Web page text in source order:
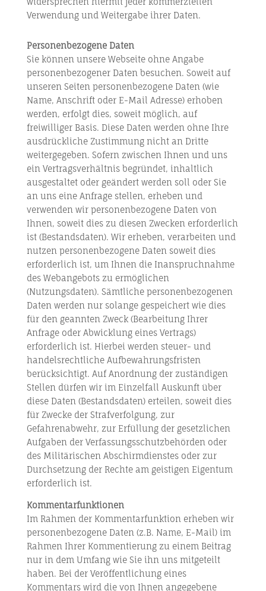
Verwendung und Weitergabe ihrer Daten.
Personenbezogene Daten
Sie können unsere Webseite ohne Angabe
personenbezogener Daten besuchen. Soweit auf
unseren Seiten personenbezogene Daten (wie
Name, Anschrift oder E-Mail Adresse) erhoben
werden, erfolgt dies, soweit möglich, auf
freiwilliger Basis. Diese Daten werden ohne Ihre
ausdrückliche Zustimmung nicht an Dritte
weitergegeben. Sofern zwischen Ihnen und uns
ein Vertragsverhältnis begründet, inhaltlich
ausgestaltet oder geändert werden soll oder Sie
an uns eine Anfrage stellen, erheben und
verwenden wir personenbezogene Daten von
Ihnen, soweit dies zu diesen Zwecken erforderlich
ist (Bestandsdaten). Wir erheben, verarbeiten und
nutzen personenbezogene Daten soweit dies
erforderlich ist, um Ihnen die Inanspruchnahme
des Webangebots zu ermöglichen
(Nutzungsdaten). Sämtliche personenbezogenen
Daten werden nur solange gespeichert wie dies
für den geannten Zweck (Bearbeitung Ihrer
Anfrage oder Abwicklung eines Vertrags)
erforderlich ist. Hierbei werden steuer- und
handelsrechtliche Aufbewahrungsfristen
berücksichtigt. Auf Anordnung der zuständigen
Stellen dürfen wir im Einzelfall Auskunft über
diese Daten (Bestandsdaten) erteilen, soweit dies
für Zwecke der Strafverfolgung, zur
Gefahrenabwehr, zur Erfüllung der gesetzlichen
Aufgaben der Verfassungsschutzbehörden oder
des Militärischen Abschirmdienstes oder zur
Durchsetzung der Rechte am geistigen Eigentum
erforderlich ist.
Kommentarfunktionen
Im Rahmen der Kommentarfunktion erheben wir
personenbezogene Daten (z.B. Name, E-Mail) im
Rahmen Ihrer Kommentierung zu einem Beitrag
nur in dem Umfang wie Sie ihn uns mitgeteilt
haben. Bei der Veröffentlichung eines
Kommentars wird die von Ihnen angegebene